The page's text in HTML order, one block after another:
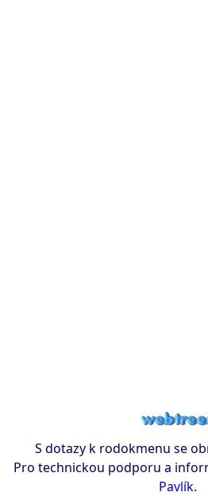
S dotazy k rodokmenu se
Pro technickou podporu a
Pavlík.